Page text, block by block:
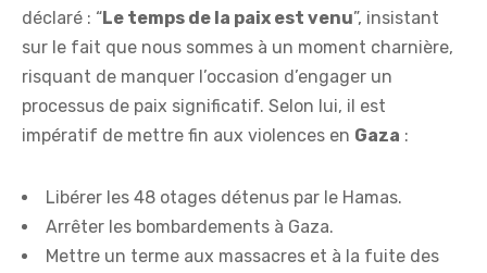
déclaré : “Le temps de la paix est venu”, insistant
sur le fait que nous sommes à un moment charnière,
risquant de manquer l’occasion d’engager un
processus de paix significatif. Selon lui, il est
impératif de mettre fin aux violences en Gaza :
Libérer les 48 otages détenus par le Hamas.
Arrêter les bombardements à Gaza.
Mettre un terme aux massacres et à la fuite des